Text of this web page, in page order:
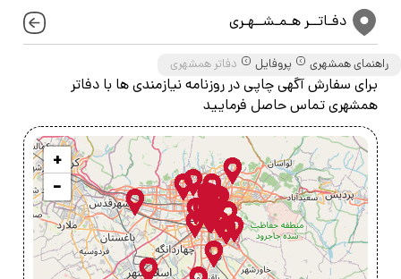
عکاسی، فیلمبرداری و لوازم جانبی
دفـاتــر هـمـشــهـری
راهنمای همشهری پروفایل دفاتر همشهری
برای سفارش آگهی چاپی در روزنامه نیازمندی ها با دفاتر
همشهری تماس حاصل فرمایید
+
−